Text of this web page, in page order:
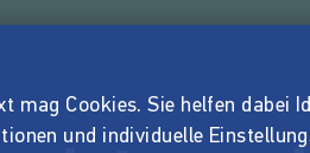
mag Cookies. Sie helfen dabei
und individuelle